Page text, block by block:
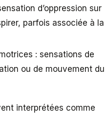
d’oppression sur
parfois associée à la
: sensations de
ou de mouvement du
interprétées comme